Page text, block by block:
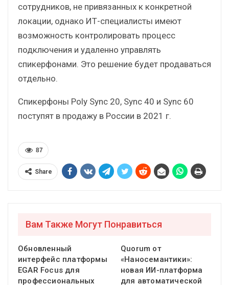
сотрудников, не привязанных к конкретной
локации, однако ИТ-специалисты имеют
возможность контролировать процесс
подключения и удаленно управлять
спикерфонами. Это решение будет продаваться
отдельно.
Спикерфоны Poly Sync 20, Sync 40 и Sync 60
поступят в продажу в России в 2021 г.
87
Share
Вам Также Могут Понравиться
Обновленный
интерфейс платформы
EGAR Focus для
профессиональных
Quorum от
«Наносемантики»:
новая ИИ-платформа
для автоматической